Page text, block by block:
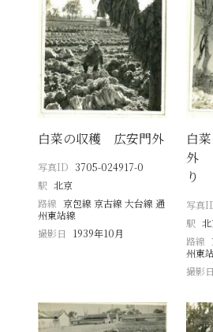
白菜の収穫 広安門外
写真ID 3705-024917-0
駅 北京
路線 京包線 京古線 大台線 通
州東站線
撮影日
1939年10月
白
外
り
写真
駅
路線
州東
撮影日